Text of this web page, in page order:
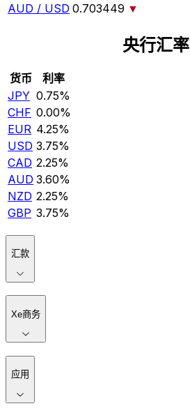
AUD / USD 0.703449 ▼
央行汇率
货币
利率
JPY 0.75%
CHF 0.00%
EUR 4.25%
USD 3.75%
CAD 2.25%
AUD 3.60%
NZD 2.25%
GBP 3.75%
汇款
Xe商务
应用